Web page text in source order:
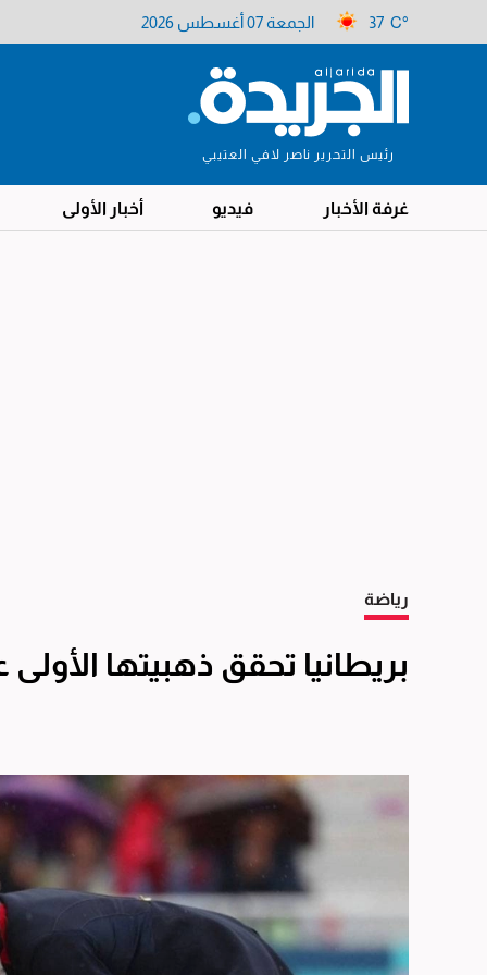
37 C° الجمعة 07 أغسطس 2026
رئيس التحرير ناصر لافي العتيبي
غرفة الأخبار فيديو أخبار الأولى
رياضة
بريطانيا تحقق ذهبيتها